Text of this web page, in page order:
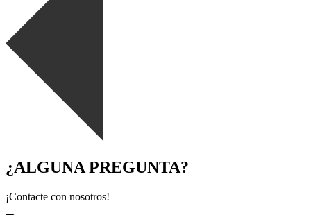
¿ALGUNA PREGUNTA?
¡Contacte con nosotros!